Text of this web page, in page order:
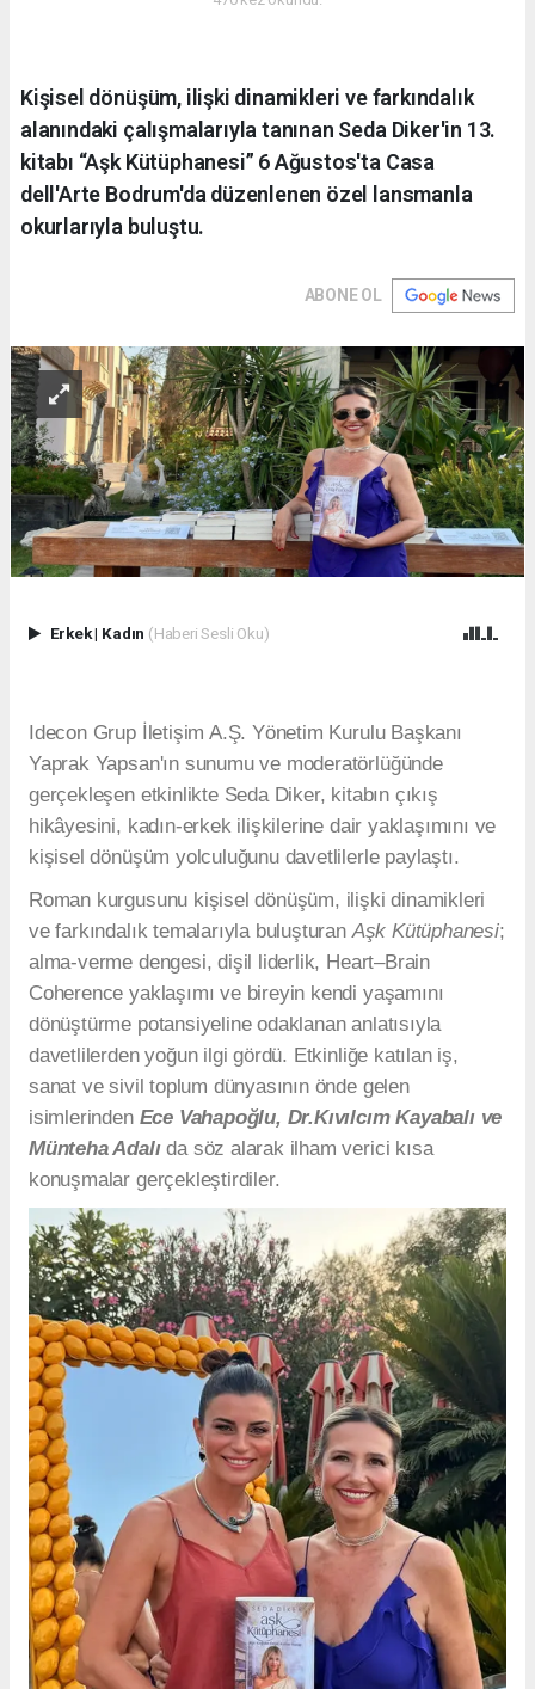
Kişisel dönüşüm, ilişki dinamikleri ve farkındalık
alanındaki çalışmalarıyla tanınan Seda Diker'in 13.
kitabı “Aşk Kütüphanesi” 6 Ağustos'ta Casa
dell'Arte Bodrum'da düzenlenen özel lansmanla
okurlarıyla buluştu.
ABONE OL
Erkek| Kadın (Haberi Sesli Oku)
Idecon Grup İletişim A.Ş. Yönetim Kurulu Başkanı
Yaprak Yapsan'ın sunumu ve moderatörlüğünde
gerçekleşen etkinlikte Seda Diker, kitabın çıkış
hikâyesini, kadın-erkek ilişkilerine dair yaklaşımını ve
kişisel dönüşüm yolculuğunu davetlilerle paylaştı.
Roman kurgusunu kişisel dönüşüm, ilişki dinamikleri
ve farkındalık temalarıyla buluşturan Aşk Kütüphanesi;
alma-verme dengesi, dişil liderlik, Heart–Brain
Coherence yaklaşımı ve bireyin kendi yaşamını
dönüştürme potansiyeline odaklanan anlatısıyla
davetlilerden yoğun ilgi gördü. Etkinliğe katılan iş,
sanat ve sivil toplum dünyasının önde gelen
isimlerinden Ece Vahapoğlu, Dr.Kıvılcım Kayabalı ve
Münteha Adalıda söz alarak ilham verici kısa
konuşmalar gerçekleştirdiler.